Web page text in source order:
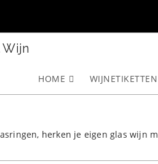
Wijn
HOME WIJNETIKETTEN